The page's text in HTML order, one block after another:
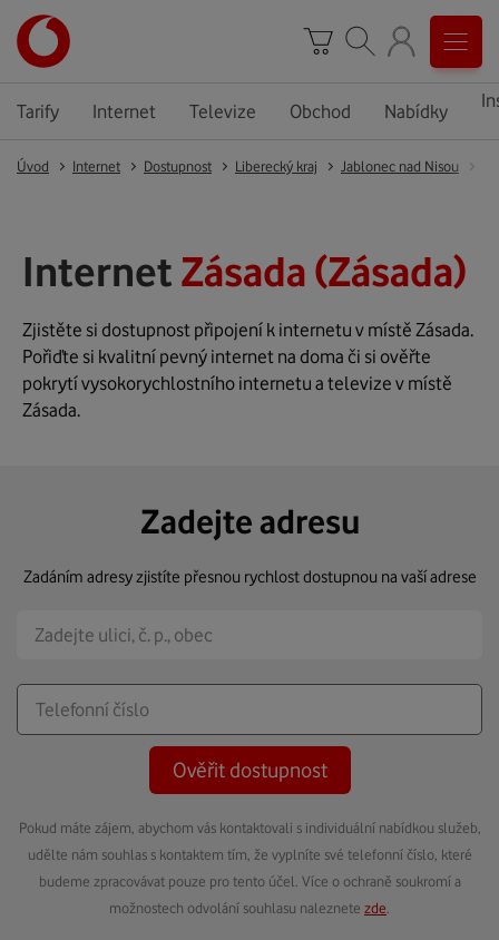
Tarify Internet Televize Obchod Nabídky
Úvod Internet Dostupnost Liberecký kraj Jablonec nad Nisou
Internet Zásada (Zásada)
Zjistěte si dostupnost připojení k internetu v místě Zásada.
Pořiďte si kvalitní pevný internet na doma či si ověřte
pokrytí vysokorychlostního internetu a televize v místě
Zásada.
Zadejte adresu
Zadáním adresy zjistíte přesnou rychlost dostupnou na vaší adrese
Ověřit dostupnost
Pokud máte zájem, abychom vás kontaktovali s individuální nabídkou služeb,
udělte nám souhlas s kontaktem tím, že vyplníte své telefonní číslo, které
budeme zpracovávat pouze pro tento účel. Více o ochraně soukromí a
možnostech odvolání souhlasu naleznete zde